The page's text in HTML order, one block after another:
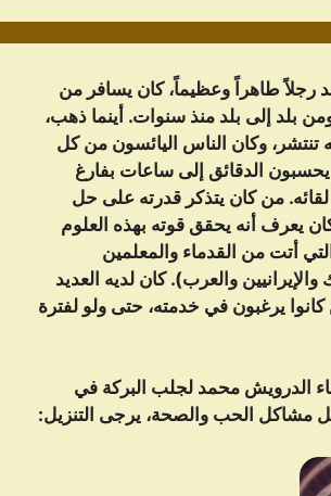
طاهراً وعظيماً، كان يسافر من
بلد إلى بلد منذ سنوات. أينما ذهب،
تنتشر، وكان الناس اليائسون من كل
الدقائق إلى ساعات بفارغ
لقائه. من كان يتذكر قدرته على حل
يعرف أنه يحقق قوته بهذه العلوم
أتت من القدماء والمعلمين
والإيرانيين والعرب). كان لديه العديد
كانوا يرغبون في خدمته، حتى ولو لفترة
الدرویش محمد لجلب البركة في
مشاكل الحب والصحة، يرجى التنزيل: